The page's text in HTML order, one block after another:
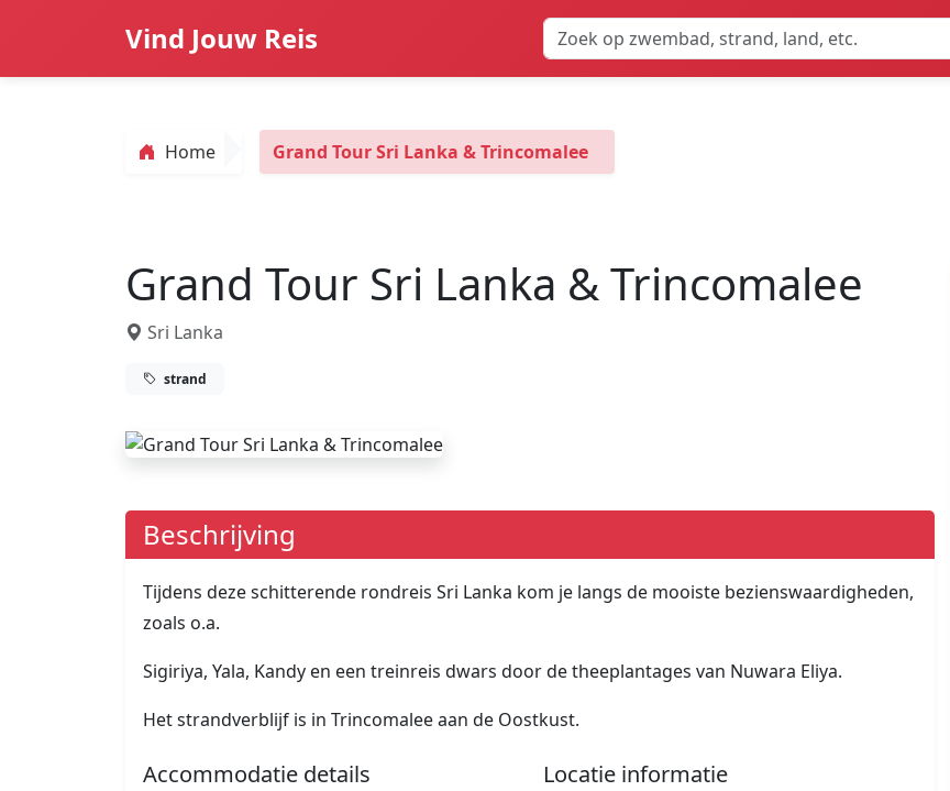
Vind Jouw Reis
Home Grand Tour Sri Lanka & Trincomalee
Grand Tour Sri Lanka & Trincomalee
Sri Lanka
strand
Beschrijving
Tijdens deze schitterende rondreis Sri Lanka kom je langs de mooiste bezienswaardigheden,
zoals o.a.
Sigiriya, Yala, Kandy en een treinreis dwars door de theeplantages van Nuwara Eliya.
Het strandverblijf is in Trincomalee aan de Oostkust.
Accommodatie details Locatie informatie